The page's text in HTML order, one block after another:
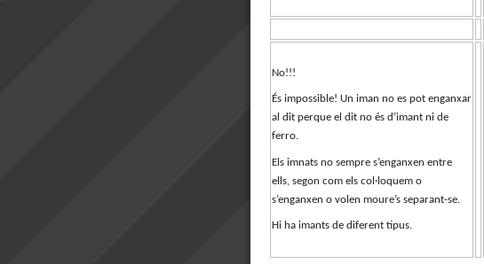
No!!!
És impossible! Un iman no es pot enganxar
al dit perque el dit no és d’imant ni de
ferro.
Els imnats no sempre s’enganxen entre
ells, segon com els col·loquem o
s’enganxen o volen moure’s separant-se.
Hi ha imants de diferent tipus.